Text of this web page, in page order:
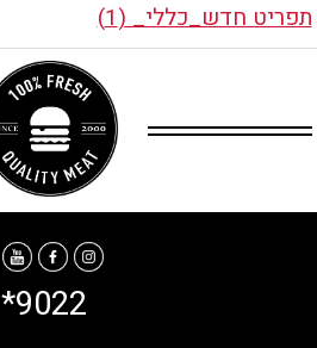
תפריט חדש_כללי_ (1)
*9022